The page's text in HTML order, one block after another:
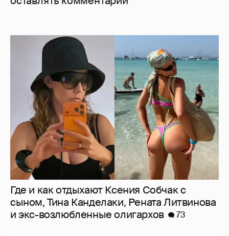
Где и как отдыхают Ксения Собчак с
сыном, Тина Канделаки, Рената Литвинова
и экс-возлюбленные олигархов
73